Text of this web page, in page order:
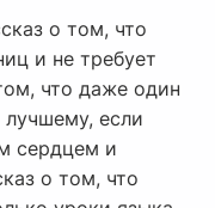
о том, что
и не требует
что даже один
если
сердцем и
о том, что